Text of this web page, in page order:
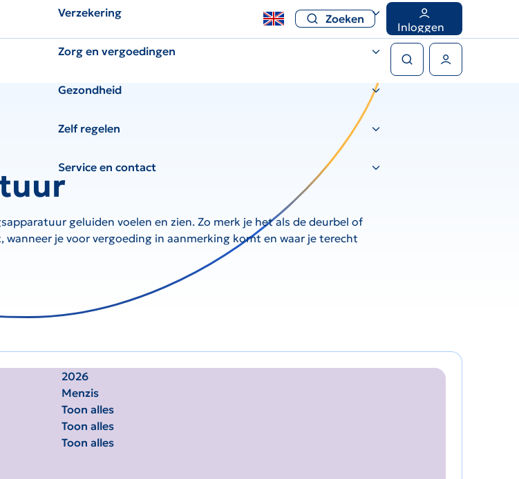
Zoeken
Inloggen
Verzekering
Zorg en vergoedingen
Gezondheid
Zelf regelen
Service en contact
geluiden voelen en zien. Zo merk je het als de deurbel of
je voor vergoeding in aanmerking komt en waar je terecht
2026
Menzis
Toon alles
Toon alles
Toon alles